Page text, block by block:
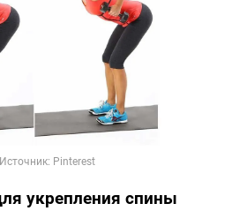
укрепления спины